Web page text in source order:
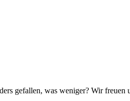
gefallen, was weniger? Wir